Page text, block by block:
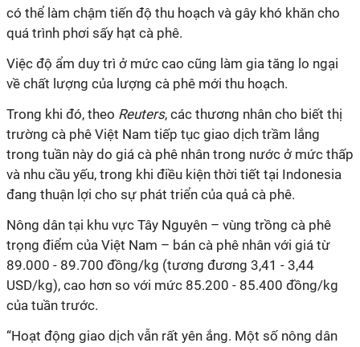
có thể làm chậm tiến độ thu hoạch và gây khó khăn cho
quá trình phơi sấy hạt cà phê.
Việc độ ẩm duy trì ở mức cao cũng làm gia tăng lo ngại
về chất lượng của lượng cà phê mới thu hoạch.
Trong khi đó, theo Reuters, các thương nhân cho biết thị
trường cà phê Việt Nam tiếp tục giao dịch trầm lắng
trong tuần này do giá cà phê nhân trong nước ở mức thấp
và nhu cầu yếu, trong khi điều kiện thời tiết tại Indonesia
đang thuận lợi cho sự phát triển của quả cà phê.
Nông dân tại khu vực Tây Nguyên – vùng trồng cà phê
trọng điểm của Việt Nam – bán cà phê nhân với giá từ
89.000 - 89.700 đồng/kg (tương đương 3,41 - 3,44
USD/kg), cao hơn so với mức 85.200 - 85.400 đồng/kg
của tuần trước.
“Hoạt động giao dịch vẫn rất yên ắng. Một số nông dân